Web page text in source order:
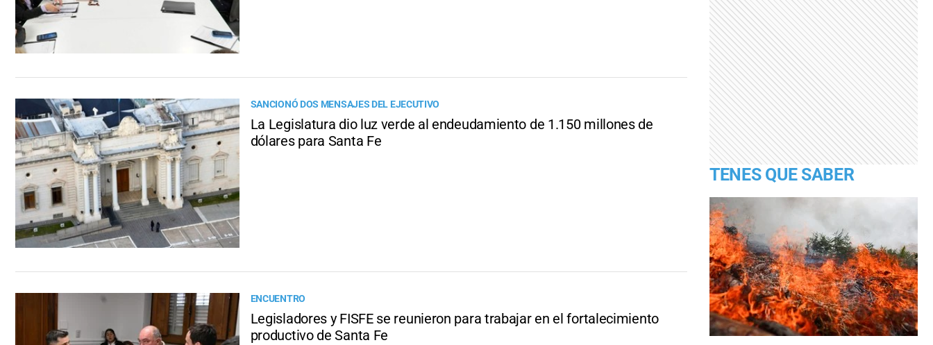
SANCIONÓ DOS MENSAJES DEL EJECUTIVO
La Legislatura dio luz verde al endeudamiento de 1.150 millones de
dólares para Santa Fe
ENCUENTRO
Legisladores y FISFE se reunieron para trabajar en el fortalecimiento
productivo de Santa Fe
TENES QUE SABER